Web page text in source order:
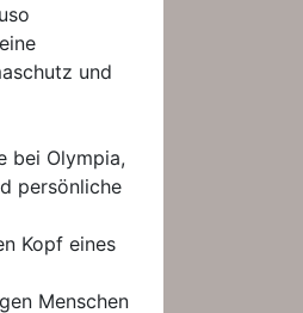
und
bei Olympia,
persönliche
Kopf eines
Menschen